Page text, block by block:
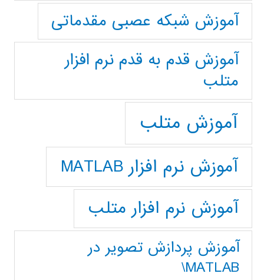
آموزش شبکه عصبی مقدماتی
آموزش قدم به قدم نرم افزار
متلب
آموزش متلب
آموزش نرم افزار MATLAB
آموزش نرم افزار متلب
آموزش پردازش تصوير در
MATLAB\